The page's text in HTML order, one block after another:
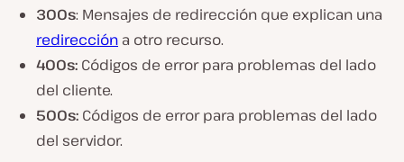
300s: Mensajes de redirección que explican una
redirección a otro recurso.
400s: Códigos de error para problemas del lado
del cliente.
500s: Códigos de error para problemas del lado
del servidor.